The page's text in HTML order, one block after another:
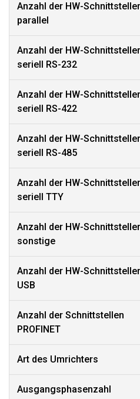
Anzahl der HW-
parallel
Anzahl der HW-
seriell RS-232
Anzahl der HW-
seriell RS-422
Anzahl der HW-
seriell RS-485
Anzahl der HW-
seriell TTY
Anzahl der HW-
sonstige
Anzahl der HW-
USB
Anzahl der Schnittstellen
PROFINET
Art des Umrichters
Ausgangsphasenzahl